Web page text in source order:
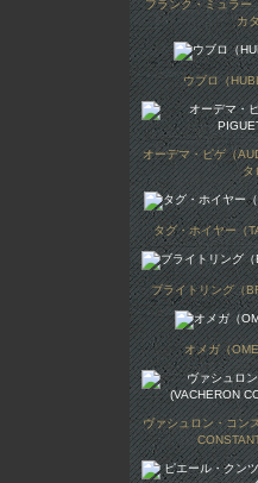
フランク・ミュラー
カ
ウブロ（
オーデマ・ピゲ（
タ
タグ・ホイヤー（
ブライトリング（
オメガ（
ヴァシュロン・コン